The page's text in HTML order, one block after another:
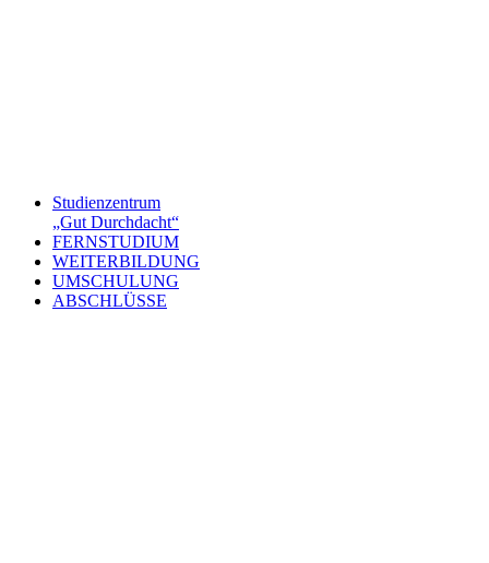
Studienzentrum
„Gut Durchdacht“
FERNSTUDIUM
WEITERBILDUNG
UMSCHULUNG
ABSCHLÜSSE